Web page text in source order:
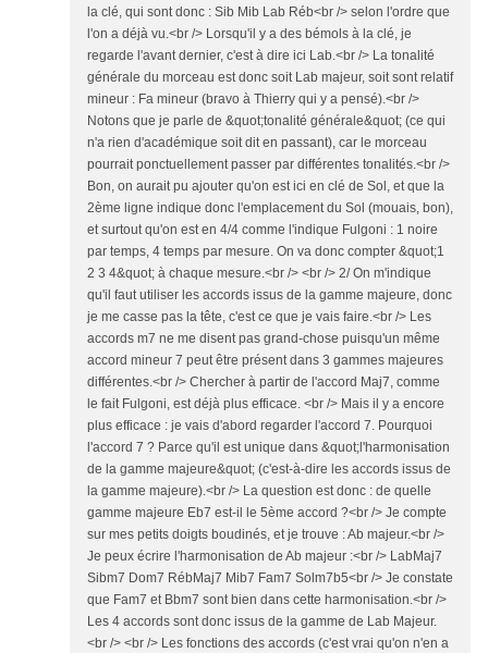
la clé, qui sont donc : Sib Mib Lab Réb<br /> selon l'ordre que
l'on a déjà vu.<br /> Lorsqu'il y a des bémols à la clé, je
regarde l'avant dernier, c'est à dire ici Lab.<br /> La tonalité
générale du morceau est donc soit Lab majeur, soit sont relatif
mineur : Fa mineur (bravo à Thierry qui y a pensé).<br />
Notons que je parle de &quot;tonalité générale&quot; (ce qui
n'a rien d'académique soit dit en passant), car le morceau
pourrait ponctuellement passer par différentes tonalités.<br />
Bon, on aurait pu ajouter qu'on est ici en clé de Sol, et que la
2ème ligne indique donc l'emplacement du Sol (mouais, bon),
et surtout qu'on est en 4/4 comme l'indique Fulgoni : 1 noire
par temps, 4 temps par mesure. On va donc compter &quot;1
2 3 4&quot; à chaque mesure.<br /> <br /> 2/ On m'indique
qu'il faut utiliser les accords issus de la gamme majeure, donc
je me casse pas la tête, c'est ce que je vais faire.<br /> Les
accords m7 ne me disent pas grand-chose puisqu'un même
accord mineur 7 peut être présent dans 3 gammes majeures
différentes.<br /> Chercher à partir de l'accord Maj7, comme
le fait Fulgoni, est déjà plus efficace. <br /> Mais il y a encore
plus efficace : je vais d'abord regarder l'accord 7. Pourquoi
l'accord 7 ? Parce qu'il est unique dans &quot;l'harmonisation
de la gamme majeure&quot; (c'est-à-dire les accords issus de
la gamme majeure).<br /> La question est donc : de quelle
gamme majeure Eb7 est-il le 5ème accord ?<br /> Je compte
sur mes petits doigts boudinés, et je trouve : Ab majeur.<br />
Je peux écrire l'harmonisation de Ab majeur :<br /> LabMaj7
Sibm7 Dom7 RébMaj7 Mib7 Fam7 Solm7b5<br /> Je constate
que Fam7 et Bbm7 sont bien dans cette harmonisation.<br />
Les 4 accords sont donc issus de la gamme de Lab Majeur.
<br /> <br /> Les fonctions des accords (c'est vrai qu'on n'en a